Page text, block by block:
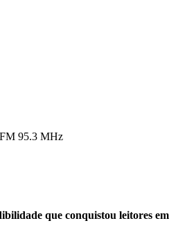
que conquistou leitores em